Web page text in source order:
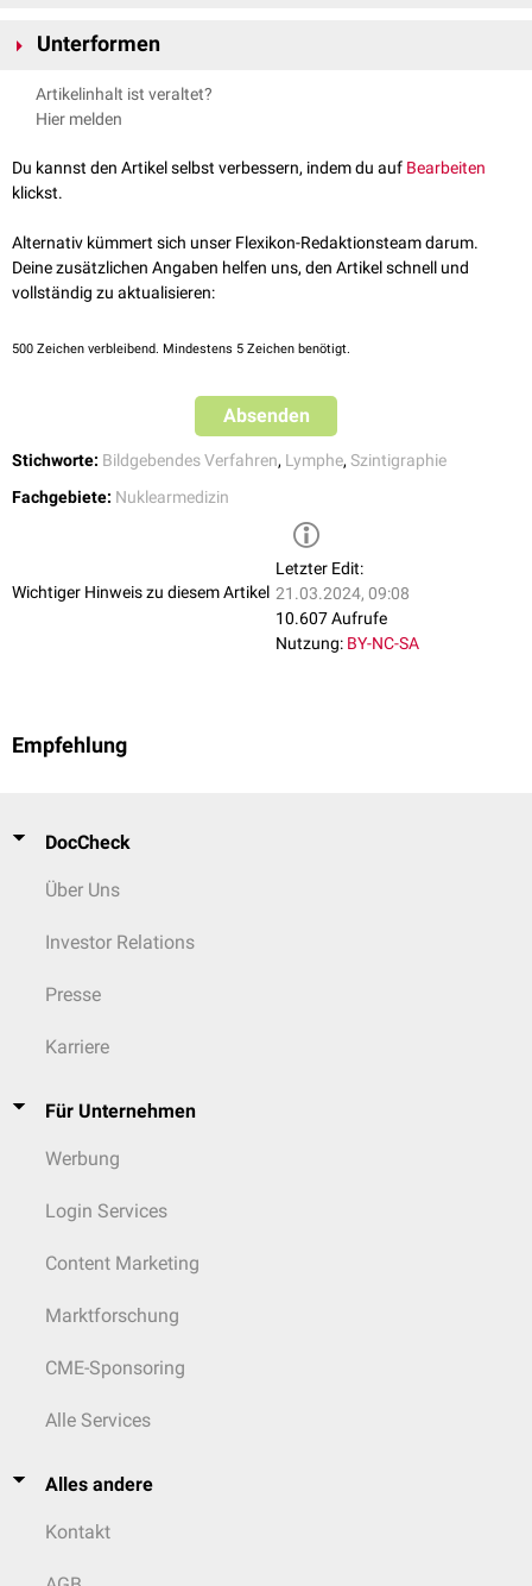
Radiopharmaka
vom venösen Schenkel des Kapillarsystems aufgenommen werden. Der
Tracer wird meistsubkutan in das
Region injiziert.
Lymphsystem verfolgt. Aus dem Verteilungsmuster des Tracers und der
Zeit, die der Tracer benötigt, um sich im Lymphsystem auszubreiten,
ziehen.
Lymphödemenbzw.
Lymphknotenmetastasen
Unterformen
Wächterlymphknotenszintigraphie
Lymphfunktionsszintigraphie
Artikelinhalt ist veraltet?
Hier melden
Du kannst den Artikel selbst verbessern, indem du auf Bearbeiten
klickst.
Alternativ kümmert sich unser Flexikon-Redaktionsteam darum.
Deine zusätzlichen Angaben helfen uns, den Artikel schnell und
vollständig zu aktualisieren:
500 Zeichen verbleibend. Mindestens 5 Zeichen benötigt.
Absenden
Stichworte: Bildgebendes Verfahren, Lymphe, Szintigraphie
Fachgebiete: Nuklearmedizin
Wichtiger Hinweis zu diesem Artikel
Letzter Edit:
21.03.2024, 09:08
10.607 Aufrufe
Nutzung: BY-NC-SA
Empfehlung
DocCheck
Über Uns
Investor Relations
Presse
Karriere
Für Unternehmen
Werbung
Login Services
Content Marketing
Marktforschung
CME-Sponsoring
Alle Services
Alles andere
Kontakt